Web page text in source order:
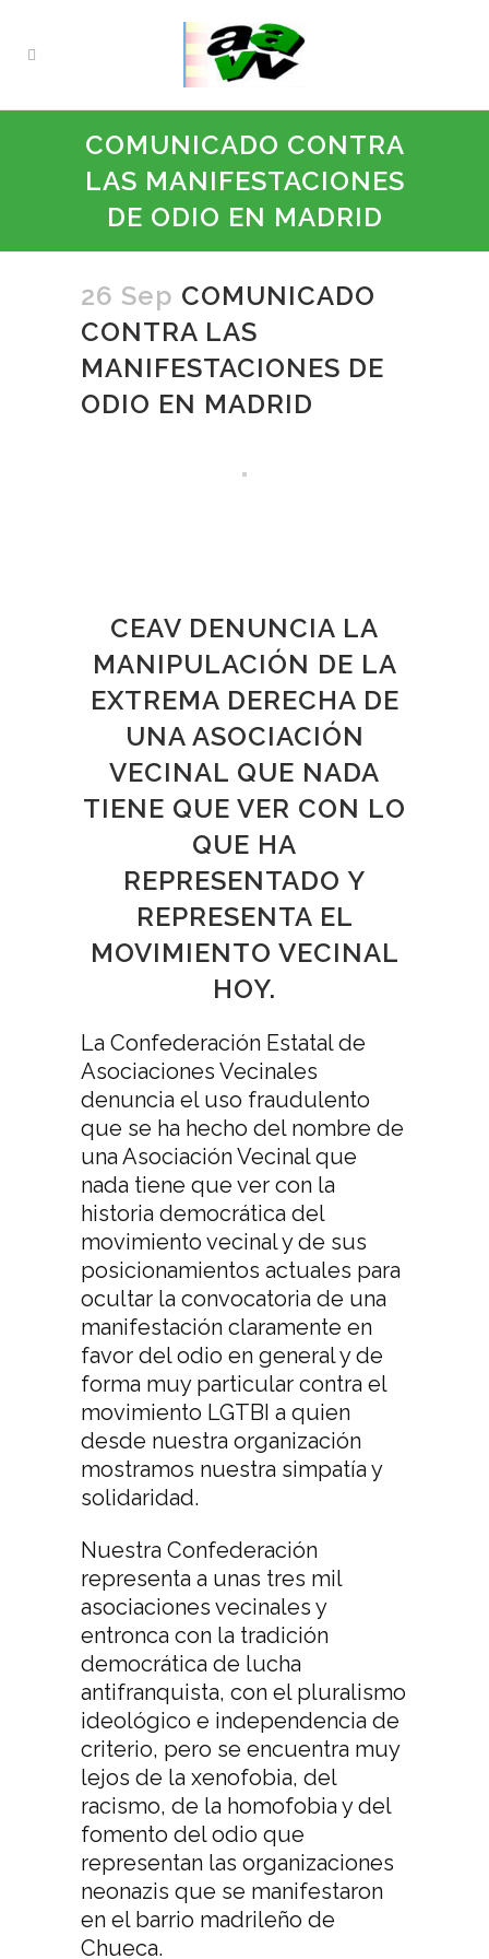
COMUNICADO CONTRA
LAS MANIFESTACIONES
DE ODIO EN MADRID
26 Sep COMUNICADO
CONTRA LAS
MANIFESTACIONES DE
ODIO EN MADRID
CEAV DENUNCIA LA
MANIPULACIÓN DE LA
EXTREMA DERECHA DE
UNA ASOCIACIÓN
VECINAL QUE NADA
TIENE QUE VER CON LO
QUE HA
REPRESENTADO Y
REPRESENTA EL
MOVIMIENTO VECINAL
HOY.
La Confederación Estatal de
Asociaciones Vecinales
denuncia el uso fraudulento
que se ha hecho del nombre de
una Asociación Vecinal que
nada tiene que ver con la
historia democrática del
movimiento vecinal y de sus
posicionamientos actuales para
ocultar la convocatoria de una
manifestación claramente en
favor del odio en general y de
forma muy particular contra el
movimiento LGTBI a quien
desde nuestra organización
mostramos nuestra simpatía y
solidaridad.
Nuestra Confederación
representa a unas tres mil
asociaciones vecinales y
entronca con la tradición
democrática de lucha
antifranquista, con el pluralismo
ideológico e independencia de
criterio, pero se encuentra muy
lejos de la xenofobia, del
racismo, de la homofobia y del
fomento del odio que
representan las organizaciones
neonazis que se manifestaron
en el barrio madrileño de
Chueca.